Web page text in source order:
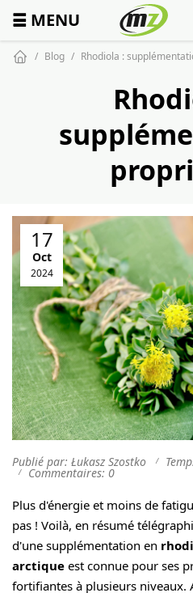
☰ MENU
Blog Rhodiola :
17
Oct
2024
Publié par: Łukasz Szostko
Commentaires: 0
Plus d'énergie et moins de
pas ! Voilà, en résumé
d'une supplémentation en
arctique est connue pour ses
fortifiantes à plusieurs niveaux.